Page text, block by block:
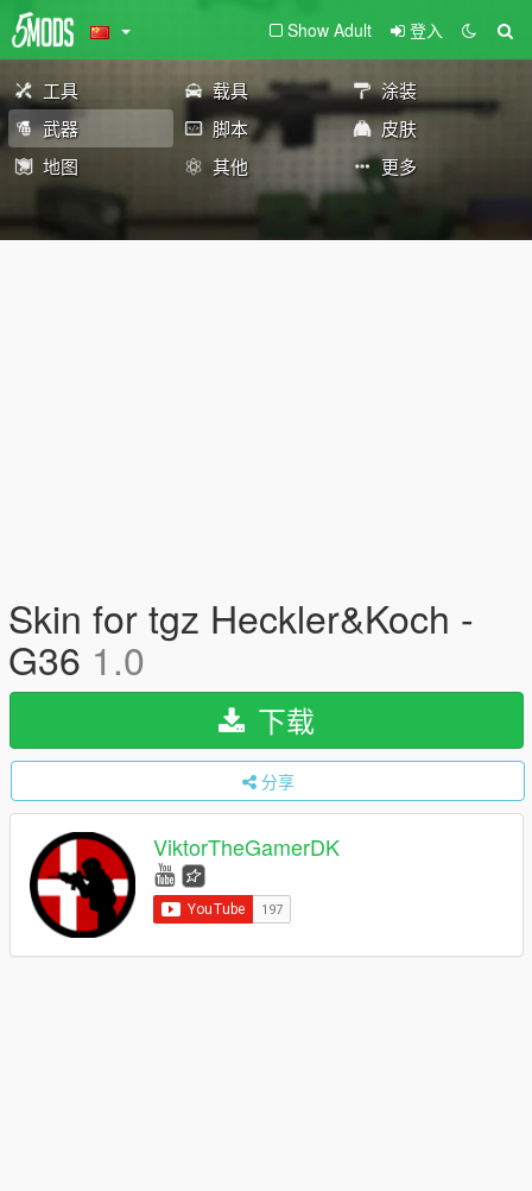
Show Adult 登入
工具 载具
涂装
武器
脚本
皮肤
地图
其他 更多
Skin for tgz Heckler&Koch -
G36 1.0
下载
分享
ViktorTheGamerDK